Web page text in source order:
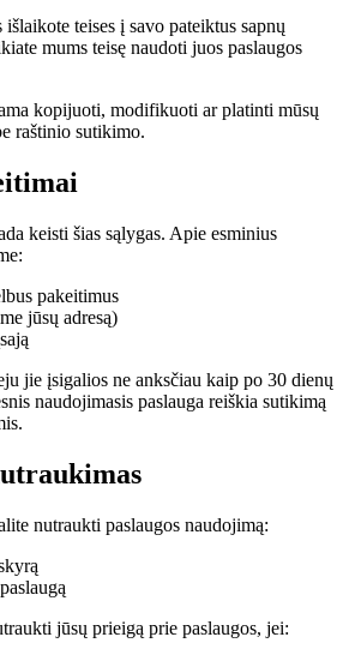
išlaikote teises į savo pateiktus sapnų
mums teisę naudoti juos paslaugos
kopijuoti, modifikuoti ar platinti mūsų
raštinio sutikimo.
keisti šias sąlygas. Apie esminius
pakeitimus
jūsų adresą)
jie įsigalios ne anksčiau kaip po 30 dienų
naudojimasis paslauga reiškia sutikimą
nutraukti paslaugos naudojimą:
jūsų prieigą prie paslaugos, jei: